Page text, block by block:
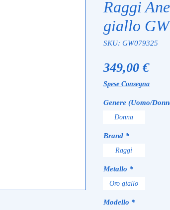
Raggi
giallo
SKU: GW079325
349,00 €
Spese Consegna
Genere (Uomo/
Donna
Brand *
Raggi
Metallo *
Oro giallo
Modello *